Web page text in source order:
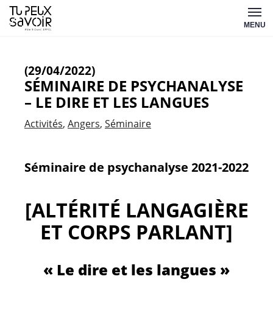
Aller
au
MENU
(29/04/2022)
SÉMINAIRE DE PSYCHANALYSE
– LE DIRE ET LES LANGUES
Activités Angers Séminaire
Séminaire de psychanalyse 2021-2022
[ALTÉRITÉ LANGAGIÈRE
ET CORPS PARLANT]
« Le dire et les langues »